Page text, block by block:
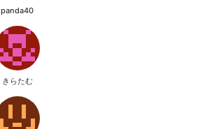
panda40
きらたむ